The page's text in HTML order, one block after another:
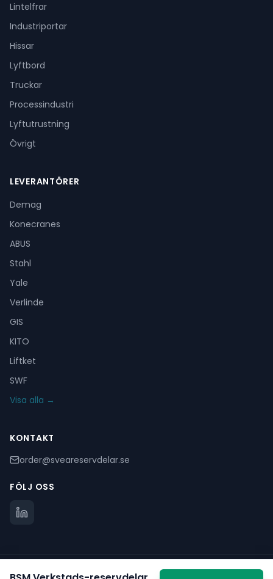
Lintelfrar
Industriportar
Hissar
Lyftbord
Truckar
Processindustri
Lyftutrustning
Övrigt
LEVERANTÖRER
Demag
Konecranes
ABUS
Stahl
Yale
Verlinde
GIS
KITO
Liftket
SWF
Visa alla →
KONTAKT
order@sveareservdelar.se
FÖLJ OSS
©2025Svea Reservdelar. Alla rättigheter förbehållna.